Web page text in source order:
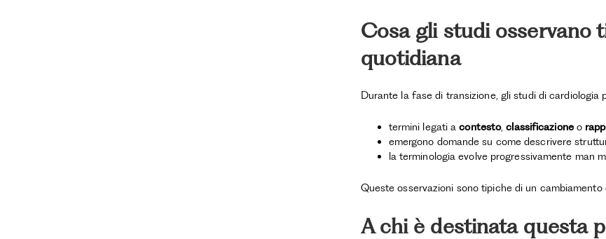
Cosa gli studi osservano
quotidiana
Durante la fase di transizione, gli studi di cardiologia
termini legati acontesto,classificazioneo
emergono domande su come descrivere
la terminologia evolve progressivamente man
Queste osservazioni sono tipiche di un
A chi è destinata questa